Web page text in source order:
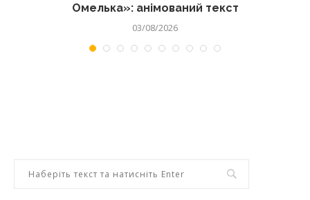
Омелька»: анімований текст
03/08/2026